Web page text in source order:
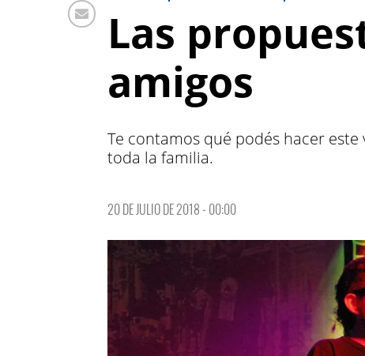
Las
amigos
Te contamos qué podés hacer
toda la familia.
20 DE JULIO DE 2018 - 00:00